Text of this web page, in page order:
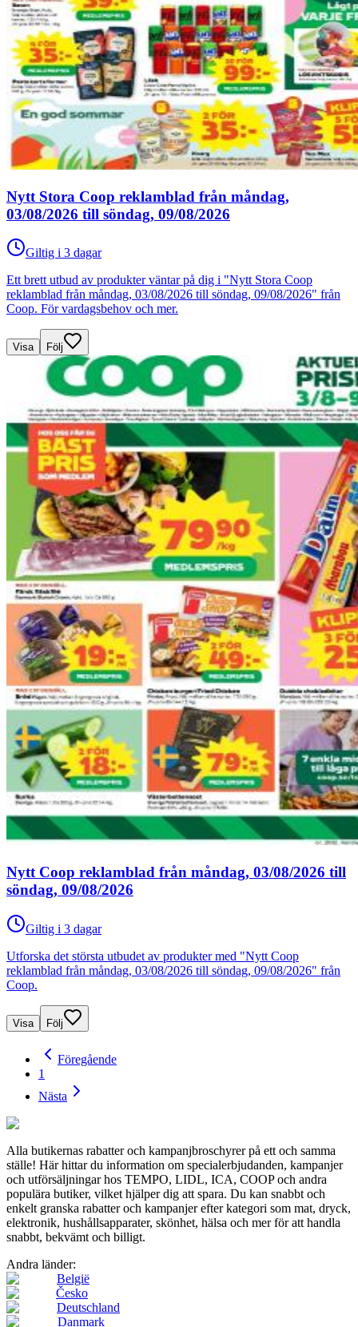
Nytt Stora Coop reklamblad från måndag,
03/08/2026 till söndag, 09/08/2026
Giltig i 3 dagar
Ett brett utbud av produkter väntar på dig i "Nytt Stora Coop
reklamblad från måndag, 03/08/2026 till söndag, 09/08/2026" från
Coop. För vardagsbehov och mer.
Visa Följ
Nytt Coop reklamblad från måndag, 03/08/2026 till
söndag, 09/08/2026
Giltig i 3 dagar
Utforska det största utbudet av produkter med "Nytt Coop
reklamblad från måndag, 03/08/2026 till söndag, 09/08/2026" från
Coop.
Visa Följ
Föregående
1
Nästa
Alla butikernas rabatter och kampanjbroschyrer på ett och samma
ställe! Här hittar du information om specialerbjudanden, kampanjer
och utförsäljningar hos TEMPO, LIDL, ICA, COOP och andra
populära butiker, vilket hjälper dig att spara. Du kan snabbt och
enkelt granska rabatter och kampanjer efter kategori som mat, dryck,
elektronik, hushållsapparater, skönhet, hälsa och mer för att handla
snabbt, bekvämt och billigt.
Andra länder:
België
Česko
Deutschland
Danmark